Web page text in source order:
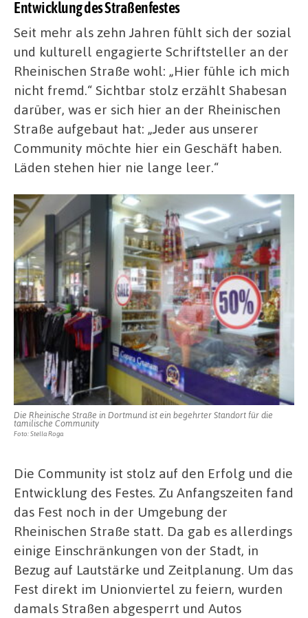
Entwicklung des Straßenfestes
Seit mehr als zehn Jahren fühlt sich der sozial
und kulturell engagierte Schriftsteller an der
Rheinischen Straße wohl: „Hier fühle ich mich
nicht fremd.“ Sichtbar stolz erzählt Shabesan
darüber, was er sich hier an der Rheinischen
Straße aufgebaut hat: „Jeder aus unserer
Community möchte hier ein Geschäft haben.
Läden stehen hier nie lange leer.“
Die Rheinische Straße in Dortmund ist ein begehrter Standort für die
tamilische Community
Foto: Stella Roga
Die Community ist stolz auf den Erfolg und die
Entwicklung des Festes. Zu Anfangszeiten fand
das Fest noch in der Umgebung der
Rheinischen Straße statt. Da gab es allerdings
einige Einschränkungen von der Stadt, in
Bezug auf Lautstärke und Zeitplanung. Um das
Fest direkt im Unionviertel zu feiern, wurden
damals Straßen abgesperrt und Autos